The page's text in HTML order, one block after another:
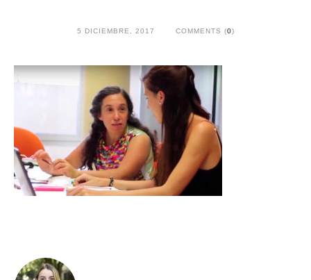
5 DICIEMBRE, 2017 COMMENTS (0)